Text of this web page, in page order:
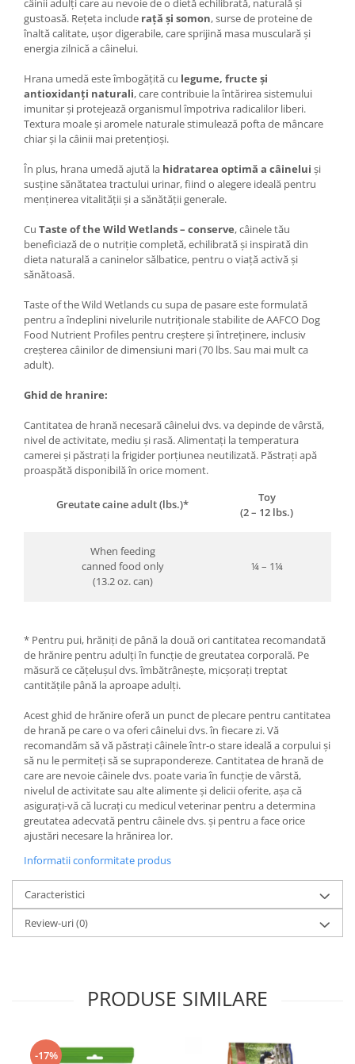
câinii adulți care au nevoie de o dietă echilibrată, naturală și
gustoasă. Rețeta include rață și somon, surse de proteine de
înaltă calitate, ușor digerabile, care sprijină masa musculară și
energia zilnică a câinelui.
Hrana umedă este îmbogățită cu legume, fructe și
antioxidanți naturali, care contribuie la întărirea sistemului
imunitar și protejează organismul împotriva radicalilor liberi.
Textura moale și aromele naturale stimulează pofta de mâncare
chiar și la câinii mai pretențioși.
În plus, hrana umedă ajută la hidratarea optimă a câinelui și
susține sănătatea tractului urinar, fiind o alegere ideală pentru
menținerea vitalității și a sănătății generale.
Cu Taste of the Wild Wetlands – conserve, câinele tău
beneficiază de o nutriție completă, echilibrată și inspirată din
dieta naturală a caninelor sălbatice, pentru o viață activă și
sănătoasă.
Taste of the Wild Wetlands cu supa de pasare este formulată
pentru a îndeplini nivelurile nutriționale stabilite de AAFCO Dog
Food Nutrient Profiles pentru creștere și întreținere, inclusiv
creșterea câinilor de dimensiuni mari (70 lbs. Sau mai mult ca
adult).
Ghid de hranire:
Cantitatea de hrană necesară câinelui dvs. va depinde de vârstă,
nivel de activitate, mediu și rasă. Alimentați la temperatura
camerei și păstrați la frigider porțiunea neutilizată. Păstrați apă
proaspătă disponibilă în orice moment.
Greutate caine adult (lbs.)*
Toy
(2 – 12 lbs.)
When feeding
canned food only
(13.2 oz. can)
¼ – 1¼
* Pentru pui, hrăniți de până la două ori cantitatea recomandată
de hrănire pentru adulți în funcție de greutatea corporală. Pe
măsură ce cățelușul dvs. îmbătrânește, micșorați treptat
cantitățile până la aproape adulți.
Acest ghid de hrănire oferă un punct de plecare pentru cantitatea
de hrană pe care o va oferi câinelui dvs. în fiecare zi. Vă
recomandăm să vă păstrați câinele într-o stare ideală a corpului și
să nu le permiteți să se suprapondereze. Cantitatea de hrană de
care are nevoie câinele dvs. poate varia în funcție de vârstă,
nivelul de activitate sau alte alimente și delicii oferite, așa că
asigurați-vă că lucrați cu medicul veterinar pentru a determina
greutatea adecvată pentru câinele dvs. și pentru a face orice
ajustări necesare la hrănirea lor.
Informatii conformitate produs
Caracteristici
Review-uri(0)
PRODUSE SIMILARE
-17%